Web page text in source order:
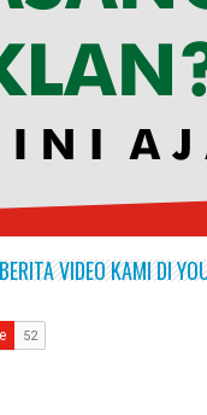
VIDEO KAMI DI